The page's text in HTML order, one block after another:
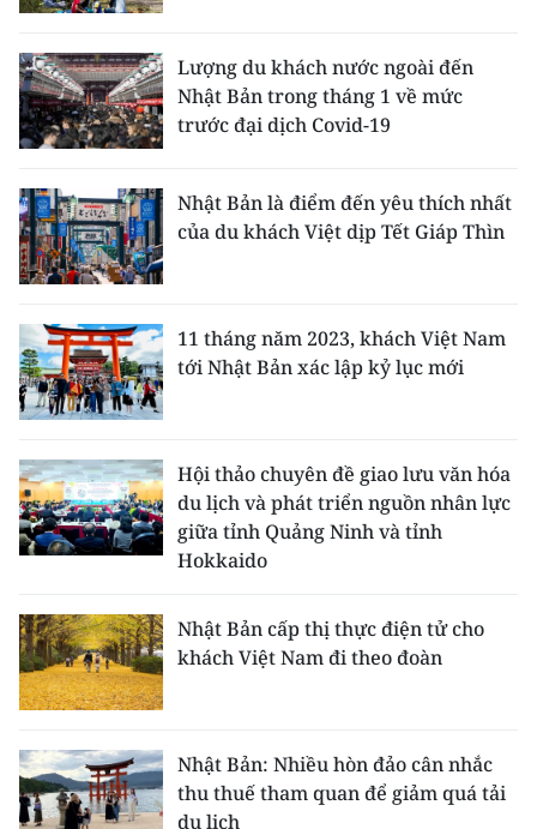
TIN ĐỊA PHƯƠNG
Trung du và miền núi phía Bắc
Đồng bằng sông Hồng
Bắc Trung Bộ
Nguyên
Đông Nam Bộ
Đồng bằng sông Cửu Long
Chuyên trang Hà Nội
Chuyên trang TP. Hồ Chí Minh
CÁC CHUYÊN TRANG
THỜI NAY
Lượng du khách nước ngoài đến
Nhật Bản trong tháng 1 về mức
trước đại dịch Covid-19
Nhật Bản là điểm đến yêu thích nhất
của du khách Việt dịp Tết Giáp Thìn
11 tháng năm 2023, khách Việt Nam
tới Nhật Bản xác lập kỷ lục mới
Hội thảo chuyên đề giao lưu văn hóa
du lịch và phát triển nguồn nhân lực
giữa tỉnh Quảng Ninh và tỉnh
Hokkaido
Nhật Bản cấp thị thực điện tử cho
khách Việt Nam đi theo đoàn
Nhật Bản: Nhiều hòn đảo cân nhắc
thu thuế tham quan để giảm quá tải
du lịch